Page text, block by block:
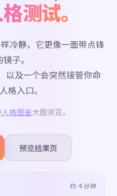
测试。
冷静，它更像一面带点锋
子。
以及一个会突然接管你命
格入口。
格图鉴大图浏览。
预览结果页
约 4 分钟